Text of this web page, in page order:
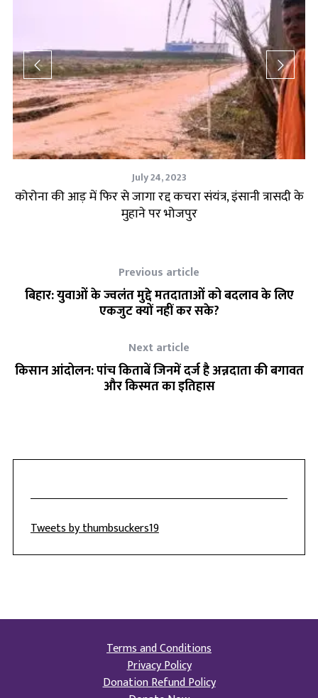
July 24, 2023
कोरोना की आड़ में फिर से जागा रद्द कचरा संयंत्र, इंसानी त्रासदी के
मुहाने पर भोजपुर
Previous article
बिहार: युवाओं के ज्वलंत मुद्दे मतदाताओं को बदलाव के लिए
एकजुट क्यों नहीं कर सके?
Next article
किसान आंदोलन: पांच किताबें जिनमें दर्ज है अन्नदाता की बगावत
और किस्मत का इतिहास
Tweets by thumbsuckers19
Terms and Conditions
Privacy Policy
Donation Refund Policy